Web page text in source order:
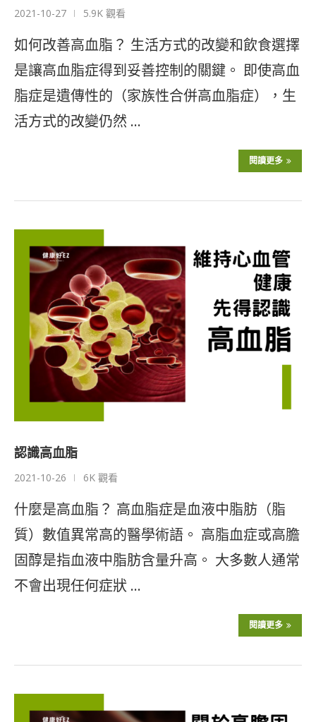
2021-10-27 5.9K 觀看
如何改善高血脂？ 生活方式的改變和飲食選擇
是讓高血脂症得到妥善控制的關鍵。 即使高血
脂症是遺傳性的（家族性合併高血脂症），生
活方式的改變仍然 …
閱讀更多
認識高血脂
2021-10-26 6K 觀看
什麼是高血脂？ 高血脂症是血液中脂肪（脂
質）數值異常高的醫學術語。 高脂血症或高膽
固醇是指血液中脂肪含量升高。 大多數人通常
不會出現任何症狀 …
閱讀更多